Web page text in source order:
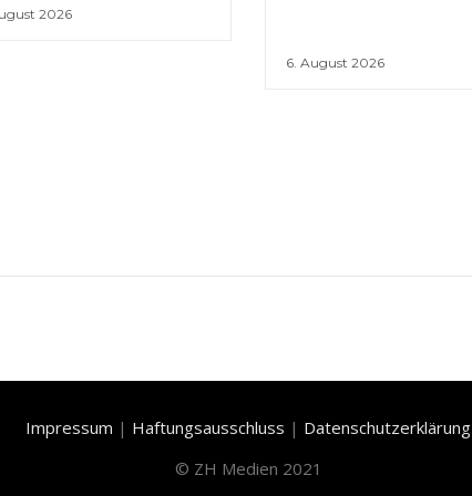
2026
6. August 2026
Impressum | Haftungsausschluss | Datenschutzerklärung
© ZH Medien 2021